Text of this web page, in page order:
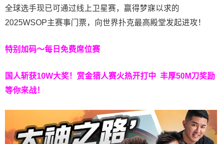
全球选手现已可通过线上卫星赛，赢得梦寐以求的
2025WSOP主赛事门票，向世界扑克最高殿堂发起进攻！
特别加码～每日免费席位赛
国人斩获10W大奖！ 赏金猎人赛火热开打中 丰厚50M刀奖励
等你来战！